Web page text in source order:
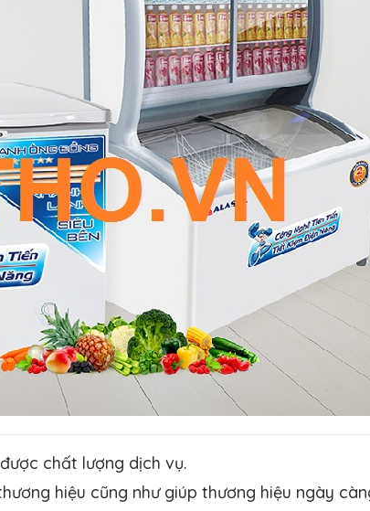
chất lượng dịch vụ.
hiệu cũng như giúp thương hiệu ngày